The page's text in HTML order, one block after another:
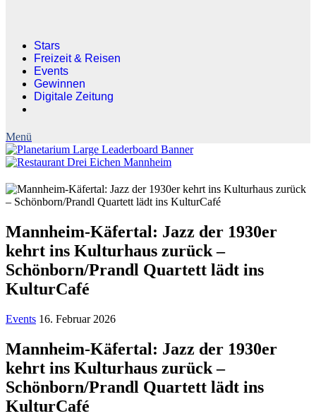
Stars
Freizeit & Reisen
Events
Gewinnen
Digitale Zeitung
Mannheim-Käfertal: Jazz der 1930er
kehrt ins Kulturhaus zurück –
Schönborn/Prandl Quartett lädt ins
KulturCafé
Events 16. Februar 2026
Mannheim-Käfertal: Jazz der 1930er
kehrt ins Kulturhaus zurück –
Schönborn/Prandl Quartett lädt ins
KulturCafé